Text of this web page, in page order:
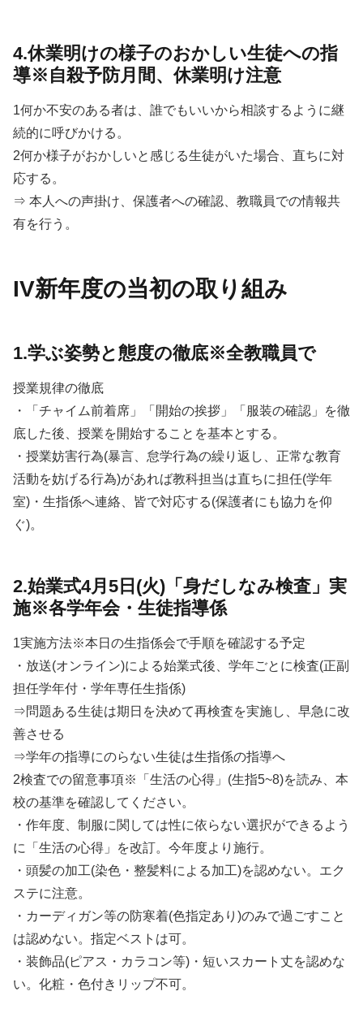
4.休業明けの様子のおかしい生徒への指
導※自殺予防月間、休業明け注意
1何か不安のある者は、誰でもいいから相談するように継
続的に呼びかける。
2何か様子がおかしいと感じる生徒がいた場合、直ちに対
応する。
⇒ 本人への声掛け、保護者への確認、教職員での情報共
有を行う。
IV新年度の当初の取り組み
1.学ぶ姿勢と態度の徹底※全教職員で
授業規律の徹底
・「チャイム前着席」「開始の挨拶」「服装の確認」を徹
底した後、授業を開始することを基本とする。
・授業妨害行為(暴言、怠学行為の繰り返し、正常な教育
活動を妨げる行為)があれば教科担当は直ちに担任(学年
室)・生指係へ連絡、皆で対応する(保護者にも協力を仰
ぐ)。
2.始業式4月5日(火)「身だしなみ検査」実
施※各学年会・生徒指導係
1実施方法※本日の生指係会で手順を確認する予定
・放送(オンライン)による始業式後、学年ごとに検査(正副
担任学年付・学年専任生指係)
⇒問題ある生徒は期日を決めて再検査を実施し、早急に改
善させる
⇒学年の指導にのらない生徒は生指係の指導へ
2検査での留意事項※「生活の心得」(生指5~8)を読み、本
校の基準を確認してください。
・作年度、制服に関しては性に依らない選択ができるよう
に「生活の心得」を改訂。今年度より施行。
・頭髪の加工(染色・整髪料による加工)を認めない。エク
ステに注意。
・カーディガン等の防寒着(色指定あり)のみで過ごすこと
は認めない。指定ベストは可。
・装飾品(ピアス・カラコン等)・短いスカート丈を認めな
い。化粧・色付きリップ不可。